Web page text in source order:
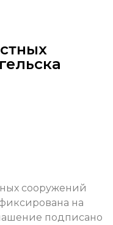
сооружений
на
подписано